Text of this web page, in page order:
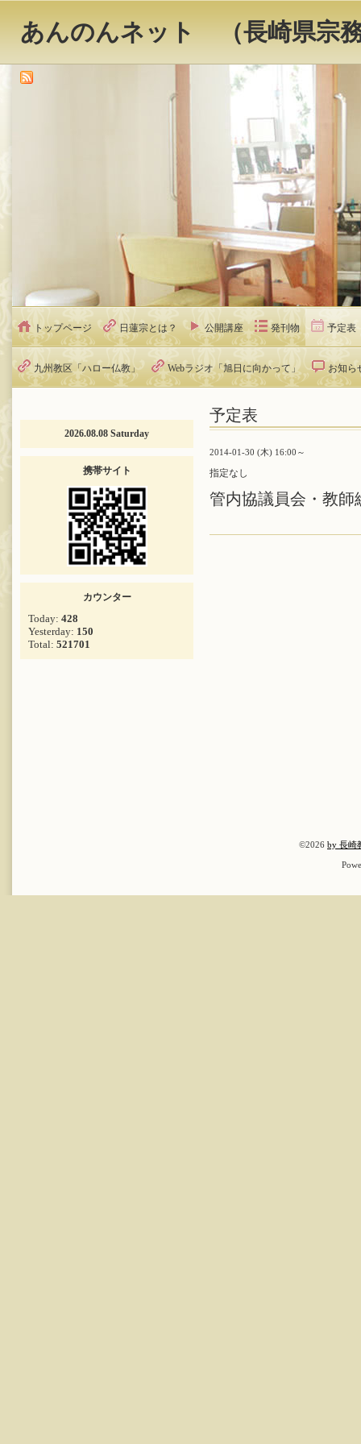
あんのんネット （長崎県宗
トップページ 日蓮宗とは？ 公開講座 発刊物 予定表
九州教区「ハロー仏教」 Webラジオ「旭日に向かって」 お知ら
予定表
2014-01-30 (木) 16:00～
指定なし
管内協議員会・教師
2026.08.08 Saturday
携帯サイト
カウンター
Today: 428
Yesterday: 150
Total: 521701
©2026 by 長崎